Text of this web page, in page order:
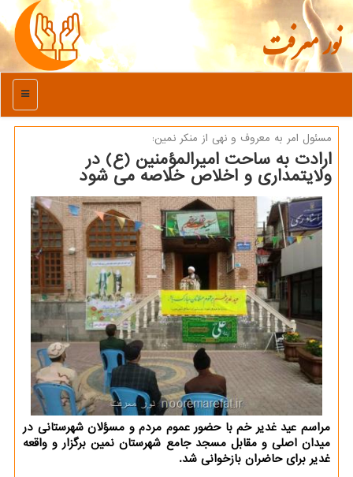
نور معرفت
منو
مسئول امر به معروف و نهی از منكر نمین:
ارادت به ساحت امیرالمؤمنین (ع) در
ولایتمداری و اخلاص خلاصه می شود
مراسم عید غدیر خم با حضور عموم مردم و مسؤلان شهرستانی در
میدان اصلی و مقابل مسجد جامع شهرستان نمین برگزار و واقعه
غدیر برای حاضران بازخوانی شد.